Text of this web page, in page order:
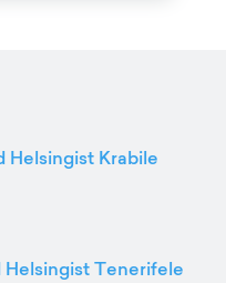
Helsingist Krabile
Helsingist Tenerifele